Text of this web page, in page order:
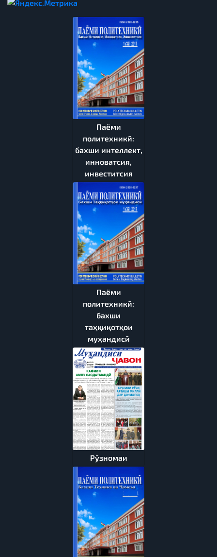
Паёми
политехникӣ:
бахши интеллект,
инноватсия,
инвеститсия
Паёми
политехникӣ:
бахши
таҳқиқотҳои
муҳандисӣ
Рӯзномаи